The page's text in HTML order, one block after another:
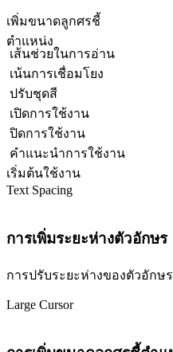
เพิ่มขนาดลูกศรชี้
ตำแหน่ง
เส้นช่วยในการอ่าน
เน้นการเชื่อมโยง
ปรับชุดสี
เปิดการใช้งาน
ปิดการใช้งาน
คำแนะนำการใช้งาน
เริ่มต้นใช้งาน
Text Spacing
การเพิ่มระยะห่างตัวอักษร
การปรับระยะห่างของตัวอักษ
Large Cursor